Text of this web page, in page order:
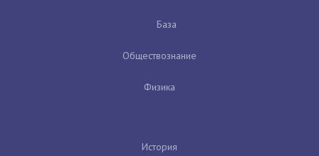
База
Обществознание
Физика
История